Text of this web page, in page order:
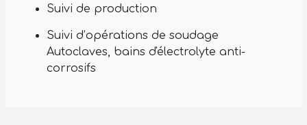
Suivi de production
Suivi d’opérations de soudage
Autoclaves, bains d'électrolyte anti-
corrosifs